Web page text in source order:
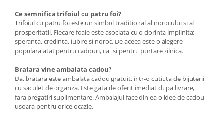
Ce semnifica trifoiul cu patru foi?
Trifoiul cu patru foi este un simbol traditional al norocului si al
prosperitatii. Fiecare foaie este asociata cu o dorinta implinita:
speranta, credinta, iubire si noroc. De aceea este o alegere
populara atat pentru cadouri, cat si pentru purtare zilnica.
Bratara vine ambalata cadou?
Da, bratara este ambalata cadou gratuit, intr-o cutiuta de bijuterii
cu saculet de organza. Este gata de oferit imediat dupa livrare,
fara pregatiri suplimentare. Ambalajul face din ea o idee de cadou
usoara pentru orice ocazie.